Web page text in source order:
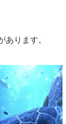
ります。
ダー